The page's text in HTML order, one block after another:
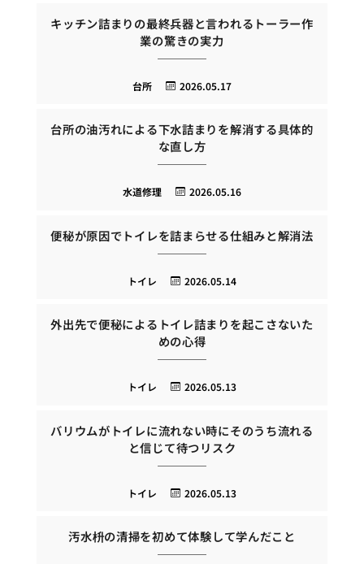
キッチン詰まりの最終兵器と言われるトーラー作
業の驚きの実力
2026.05.17
台所
台所の油汚れによる下水詰まりを解消する具体的
な直し方
2026.05.16
水道修理
便秘が原因でトイレを詰まらせる仕組みと解消法
2026.05.14
トイレ
外出先で便秘によるトイレ詰まりを起こさないた
めの心得
2026.05.13
トイレ
バリウムがトイレに流れない時にそのうち流れる
と信じて待つリスク
2026.05.13
トイレ
汚水枡の清掃を初めて体験して学んだこと